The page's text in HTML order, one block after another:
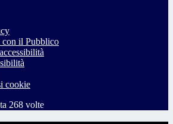
il Pubblico
cookie
268 volte